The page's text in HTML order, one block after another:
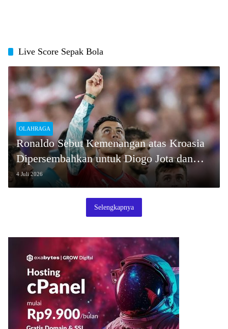
Live Score Sepak Bola
OLAHRAGA
Ronaldo Sebut Kemenangan atas Kroasia
Dipersembahkan untuk Diogo Jota dan
Portugal
4 Juli 2026
Selengkapnya